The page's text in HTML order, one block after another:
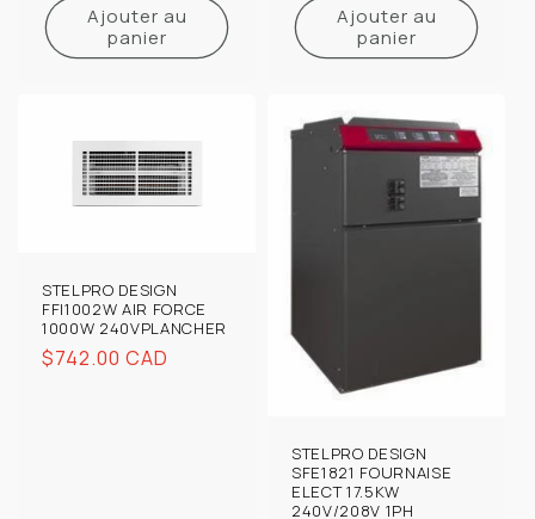
Ajouter au
panier
Ajouter au
panier
STELPRO DESIGN
FFI1002W AIR FORCE
1000W 240VPLANCHER
Prix
$742.00 CAD
STELPRO DESIGN
SFE1821 FOURNAISE
ELECT 17.5KW
240V/208V 1PH